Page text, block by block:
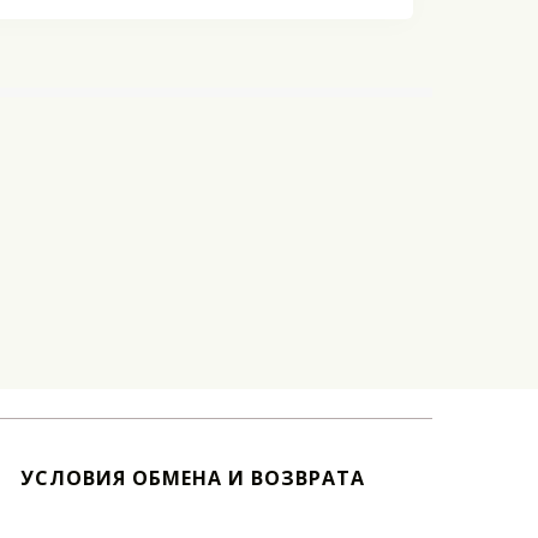
УСЛОВИЯ ОБМЕНА И ВОЗВРАТА